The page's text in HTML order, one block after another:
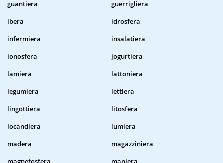
guantiera
guerrigliera
ibera
idrosfera
infermiera
insalatiera
ionosfera
jogurtiera
lamiera
lattoniera
legumiera
lettiera
lingottiera
litosfera
locandiera
lumiera
madera
magazziniera
magnetosfera
maniera